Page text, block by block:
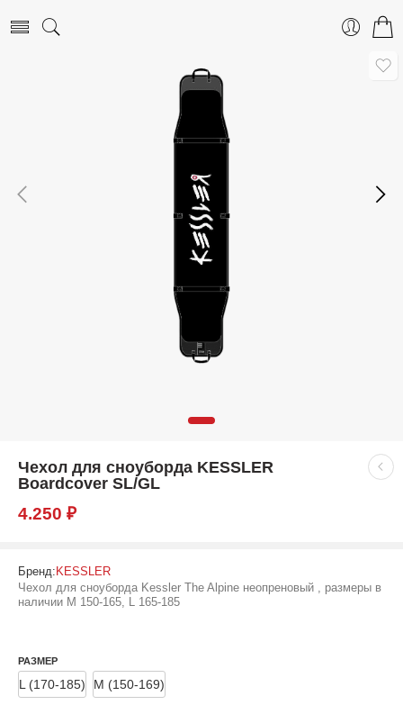
Чехол для сноуборда KESSLER
Boardcover SL/GL
4.250 ₽
Бренд: KESSLER
Чехол для сноуборда Kessler The Alpine неопреновый , размеры в
наличии M 150-165, L 165-185
РАЗМЕР
L (170-185) M (150-169)